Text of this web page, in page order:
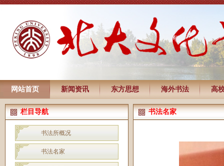
网站首页 新闻资讯 东方思想 海外书法 高
栏目导航
书法所概况
书法名家
书法名家